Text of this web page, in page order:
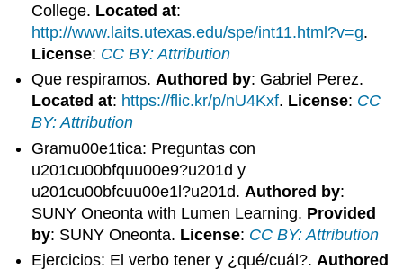
College. Located at:
http://www.laits.utexas.edu/spe/int11.html?v=g.
License: CC BY: Attribution
Que respiramos.Authored by: Gabriel Perez.
Located at: https://flic.kr/p/nU4Kxf. License: CC
BY: Attribution
Gramu00e1tica: Preguntas con
u201cu00bfquu00e9?u201d y
u201cu00bfcuu00e1l?u201d. Authored by:
SUNY Oneonta with Lumen Learning. Provided
by: SUNY Oneonta. License: CC BY: Attribution
Ejercicios: El verbo tener y ¿qué/cuál?. Authored